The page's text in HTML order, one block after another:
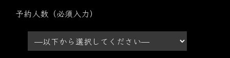
予約人数（必須入力）